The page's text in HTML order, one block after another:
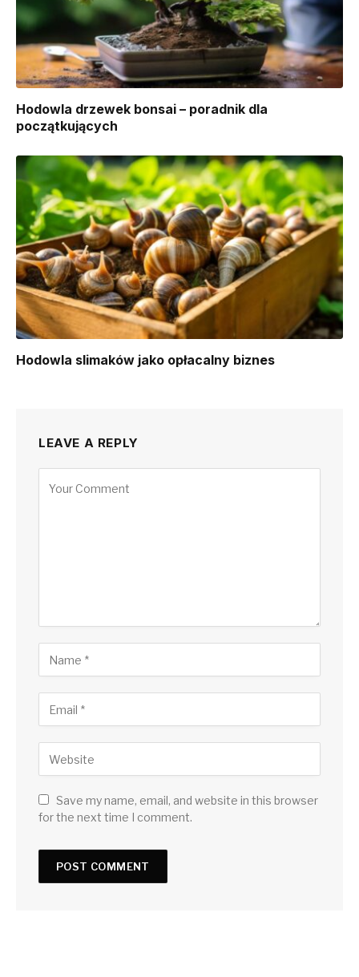
Hodowla drzewek bonsai – poradnik dla
początkujących
Hodowla slimaków jako opłacalny biznes
LEAVE A REPLY
Save my name, email, and website in this browser
for the next time I comment.